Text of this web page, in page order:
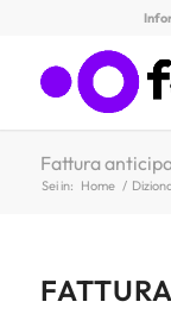
Fattura
Sei in: Home /